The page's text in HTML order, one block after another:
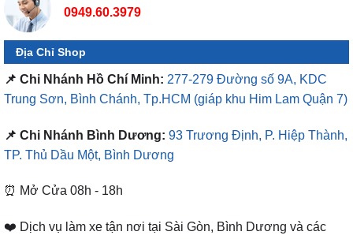
0949.60.3979
Địa Chỉ Shop
📌 Chi Nhánh Hồ Chí Minh: 277-279 Đường số 9A, KDC
Trung Sơn, Bình Chánh, Tp.HCM (giáp khu Him Lam Quận 7)
📌 Chi Nhánh Bình Dương: 93 Trương Định, P. Hiệp Thành,
TP. Thủ Dầu Một, Bình Dương
⏰ Mở Cửa 08h - 18h
❤️ Dịch vụ làm xe tận nơi tại Sài Gòn, Bình Dương và các